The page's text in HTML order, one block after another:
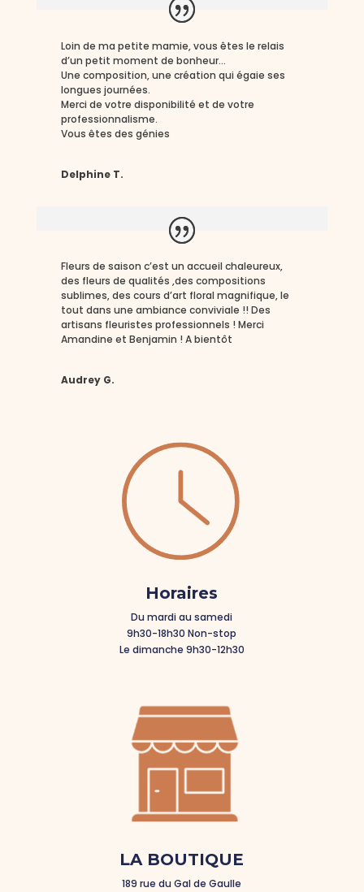
Loin de ma petite mamie, vous êtes le relais
d’un petit moment de bonheur…
Une composition, une création qui égaie ses
longues journées.
Merci de votre disponibilité et de votre
professionnalisme.
Vous êtes des génies
Delphine T.
Fleurs de saison c’est un accueil chaleureux,
des fleurs de qualités ,des compositions
sublimes, des cours d’art floral magnifique, le
tout dans une ambiance conviviale !! Des
artisans fleuristes professionnels ! Merci
Amandine et Benjamin ! A bientôt
Audrey G.
Horaires
Du mardi au samedi
9h30-18h30 Non-stop
Le dimanche 9h30-12h30
LA BOUTIQUE
189 rue du Gal de Gaulle